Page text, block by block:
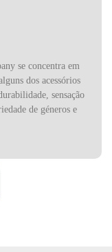
se concentra em
dos acessórios
sensação
de géneros e
ter a mais ampla
“par perfeito” é
Ter um acessório no
confortável e